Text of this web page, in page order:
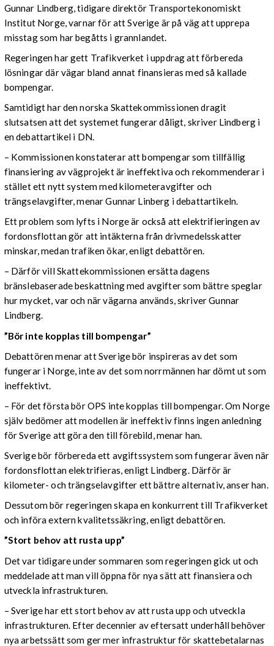
Gunnar Lindberg, tidigare direktör Transportekonomiskt
Institut Norge, varnar för att Sverige är på väg att upprepa
misstag som har begåtts i grannlandet.
Regeringen har gett Trafikverket i uppdrag att förbereda
lösningar där vägar bland annat finansieras med så kallade
bompengar.
Samtidigt har den norska Skattekommissionen dragit
slutsatsen att det systemet fungerar dåligt, skriver Lindberg i
en debattartikel i DN.
– Kommissionen konstaterar att bompengar som tillfällig
finansiering av vägprojekt är ineffektiva och rekommenderar i
stället ett nytt system med kilometeravgifter och
trängselavgifter, menar Gunnar Linberg i debattartikeln.
Ett problem som lyfts i Norge är också att elektrifieringen av
fordonsflottan gör att intäkterna från drivmedelsskatter
minskar, medan trafiken ökar, enligt debattören.
– Därför vill Skattekommissionen ersätta dagens
bränslebaserade beskattning med avgifter som bättre speglar
hur mycket, var och när vägarna används, skriver Gunnar
Lindberg.
”Bör inte kopplas till bompengar”
Debattören menar att Sverige bör inspireras av det som
fungerar i Norge, inte av det som norrmännen har dömt ut som
ineffektivt.
– För det första bör OPS inte kopplas till bompengar. Om Norge
själv bedömer att modellen är ineffektiv finns ingen anledning
för Sverige att göra den till förebild, menar han.
Sverige bör förbereda ett avgiftssystem som fungerar även när
fordonsflottan elektrifieras, enligt Lindberg. Därför är
kilometer- och trängselavgifter ett bättre alternativ, anser han.
Dessutom bör regeringen skapa en konkurrent till Trafikverket
och införa extern kvalitetssäkring, enligt debattören.
”Stort behov att rusta upp”
Det var tidigare under sommaren som regeringen gick ut och
meddelade att man vill öppna för nya sätt att finansiera och
utveckla infrastrukturen.
– Sverige har ett stort behov av att rusta upp och utveckla
infrastrukturen. Efter decennier av eftersatt underhåll behöver
nya arbetssätt som ger mer infrastruktur för skattebetalarnas